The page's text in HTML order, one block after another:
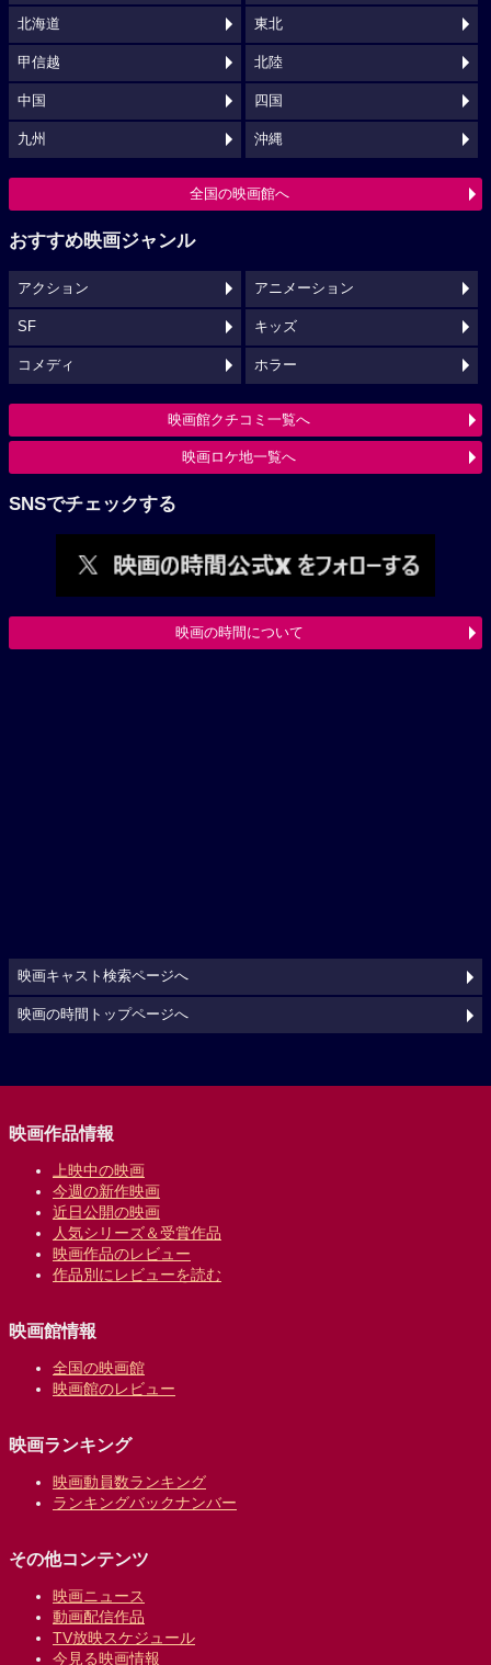
北海道 東北
甲信越 北陸
中国 四国
九州 沖縄
全国の映画館へ
おすすめ映画ジャンル
アクション アニメーション
SF キッズ
コメディ ホラー
映画館クチコミ一覧へ
映画ロケ地一覧へ
SNSでチェックする
映画の時間について
映画キャスト検索ページへ
映画の時間トップページへ
映画作品情報
上映中の映画
今週の新作映画
近日公開の映画
人気シリーズ＆受賞作品
映画作品のレビュー
作品別にレビューを読む
映画館情報
全国の映画館
映画館のレビュー
映画ランキング
映画動員数ランキング
ランキングバックナンバー
その他コンテンツ
映画ニュース
動画配信作品
TV放映スケジュール
今見る映画情報